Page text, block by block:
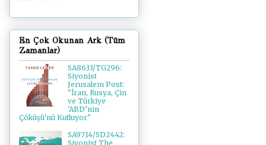
En Çok Okunan Ark (Tüm
Zamanlar)
SA8633/TG296:
Siyonist
Jerusalem Post:
"İran, Rusya, Çin
ve Türkiye
'ABD’nin
Çöküşü'nü Kutluyor"
SA9714/SD2442:
Siyonist The